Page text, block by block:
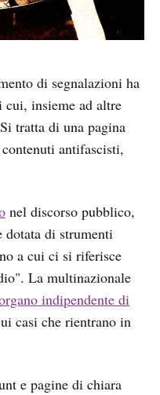
di segnalazioni ha
cui, insieme ad altre
tratta di una pagina
antifascisti,
nel discorso pubblico,
di strumenti
a cui ci si riferisce
La multinazionale
indipendente di
casi che rientrano in
e pagine di chiara